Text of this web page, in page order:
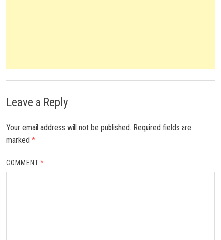
Leave a Reply
Your email address will not be published. Required fields are
marked *
COMMENT*